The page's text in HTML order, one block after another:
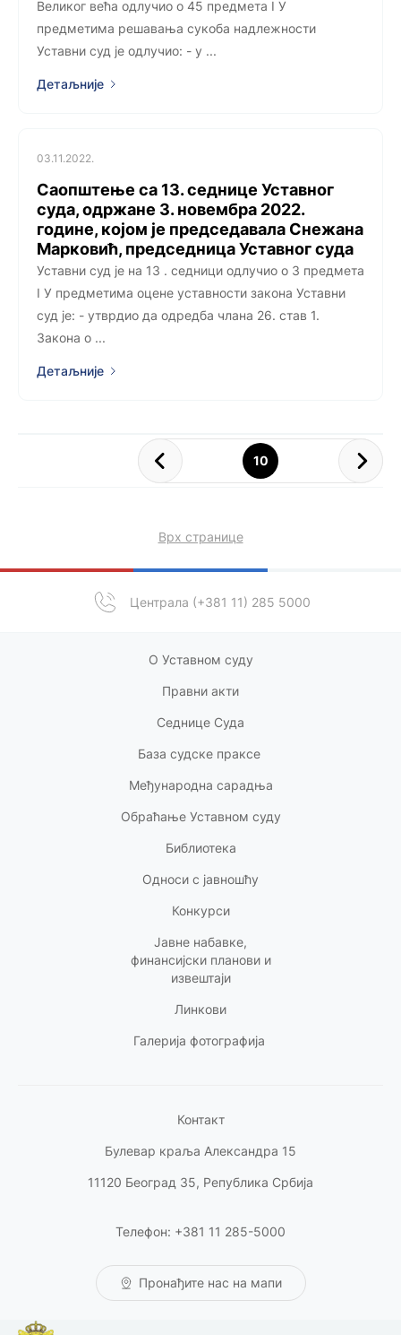
Великог већа одлучио о 45 предмета I У
предметима решавања сукоба надлежности
Уставни суд је одлучио: - у ...
Детаљније
03.11.2022.
Саопштење са 13. седнице Уставног
суда, одржане 3. новембра 2022.
године, којом је председавала Снежана
Марковић, председница Уставног суда
Уставни суд је на 13 . седници одлучио о 3 предмета
I У предметима оцене уставности законa Уставни
суд је: - утврдио да одредба члана 26. став 1.
Закона о ...
Детаљније
10
Централа (+381 11) 285 5000
Врх странице
О Уставном суду
Правни акти
Седнице Суда
База судске праксе
Међународна сарадња
Обраћање Уставном суду
Библиотека
Односи с јавношћу
Конкурси
Јавне набавке,
финансијски планови и
извештаји
Линкови
Галерија фотографија
Контакт
Булевар краља Александра 15
11120 Београд 35, Република Србија
Телефон: +381 11 285-5000
Пронађите нас на мапи